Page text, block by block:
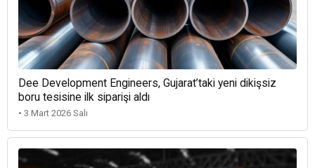
Dee Development Engineers, Gujarat’taki yeni dikişsiz
boru tesisine ilk siparişi aldı
• 3 Mart 2026 Salı